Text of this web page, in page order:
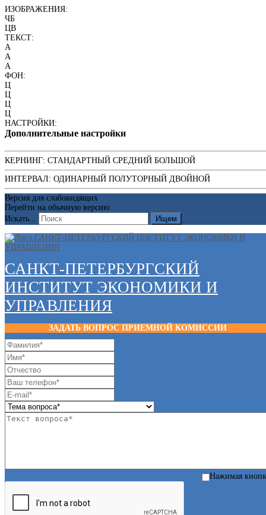
ИЗОБРАЖЕНИЯ:
ЧБ
ЦВ
ТЕКСТ:
A
A
A
ФОН:
Ц
Ц
Ц
Ц
НАСТРОЙКИ:
Дополнительные настройки
КЕРНИНГ: СТАНДАРТНЫЙ СРЕДНИЙ БОЛЬШОЙ
ИНТЕРВАЛ: ОДИНАРНЫЙ ПОЛУТОРНЫЙ ДВОЙНОЙ
Версия для слабовидящих
Перейти на обычную версию
Искать...
Ищем
САНКТ-ПЕТЕРБУРГСКИЙ
ИНСТИТУТ ЭКОНОМИКИ И
УПРАВЛЕНИЯ
ЗАДАТЬ ВОПРОС ПРИЕМНОЙ КОМИССИИ
Нажимая